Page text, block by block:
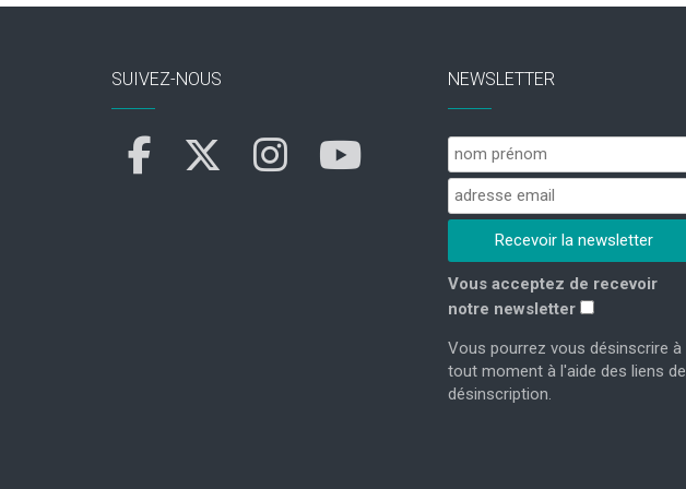
SUIVEZ-NOUS NEWSLETTER
Vous acceptez de recevoir
notre newsletter
Vous pourrez vous désinscrire à
tout moment à l'aide des liens de
désinscription.